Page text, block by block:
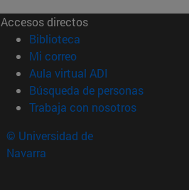
Accesos directos
Biblioteca (abre en nueva
Mi correo(abre en nueva
Aula virtual ADI (abre en
Búsqueda de personas(abre en
Trabaja con nosotros(abre en
© Universidad de
Navarra